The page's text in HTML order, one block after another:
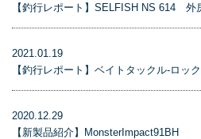
【釣行レポート】SELFISH NS 614 外
2021.01.19
【釣行レポート】ベイトタックル-ロッ
2020.12.29
【新製品紹介】MonsterImpact91BH